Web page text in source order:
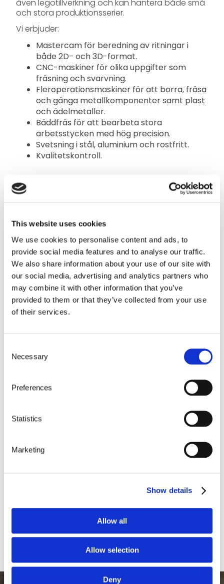
This website uses cookies
We use cookies to personalise content and ads, to
provide social media features and to analyse our traffic.
We also share information about your use of our site with
our social media, advertising and analytics partners who
may combine it with other information that you’ve
provided to them or that they’ve collected from your use
of their services.
Selection
Necessary
Preferences
Statistics
Marketing
Show details
Allow all
Allow selection
Deny
även legotillverkning och kan hantera både små
och stora produktionsserier.
Vi erbjuder:
Mastercam för beredning av ritningar i
både 2D- och 3D-format.
CNC-maskiner för olika uppgifter som
fräsning och svarvning.
Fleroperationsmaskiner för att borra, fräsa
och gänga metallkomponenter samt plast
och ädelmetaller.
Bäddfräs för att bearbeta stora
arbetsstycken med hög precision.
Svetsning i stål, aluminium och rostfritt.
Kvalitetskontroll.
070-534 31 80
rikard.larsson@mstautomation.se
Vår maskinpark
FLEROPERATIONSMASKINER
Bridgeport VMC 800px
Bridgeport GX 1600px
Bridgeport XR 1000px
Arbetsområde: X-1000, Y-610, Z-610
Arbetsområde: X-4000, Y-1200, Z-1500
CNC-SVARV
Mazak QT-Compact 300MLY
Arbetsområde: X-1000 mm, Y-axel ±50 mm, max
svarv ø över tvärslid 280 mm